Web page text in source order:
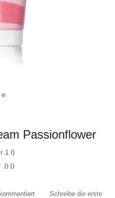
Passionflower
1 l)
0.0
Schreibe die erste